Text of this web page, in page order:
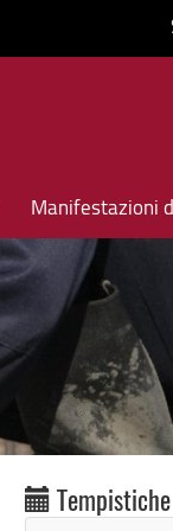
Manifestazioni
Tempistiche